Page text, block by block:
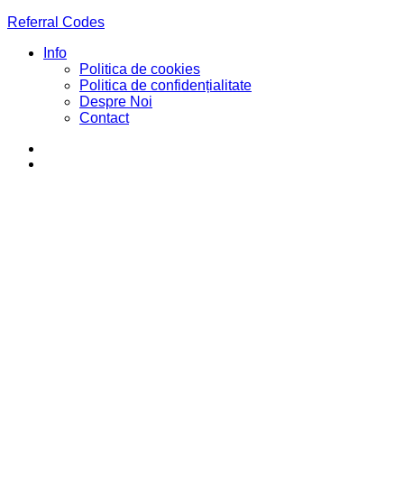
Referral Codes
Info
Politica de cookies
Politica de confidențialitate
Despre Noi
Contact